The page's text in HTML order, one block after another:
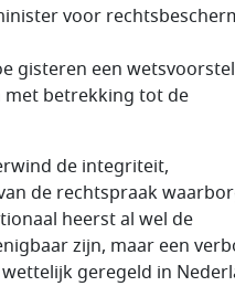
voor
gisteren een
met betrekking tot de
de integriteit,
de rechtspraak
heerst al wel de
zijn, maar een
geregeld in